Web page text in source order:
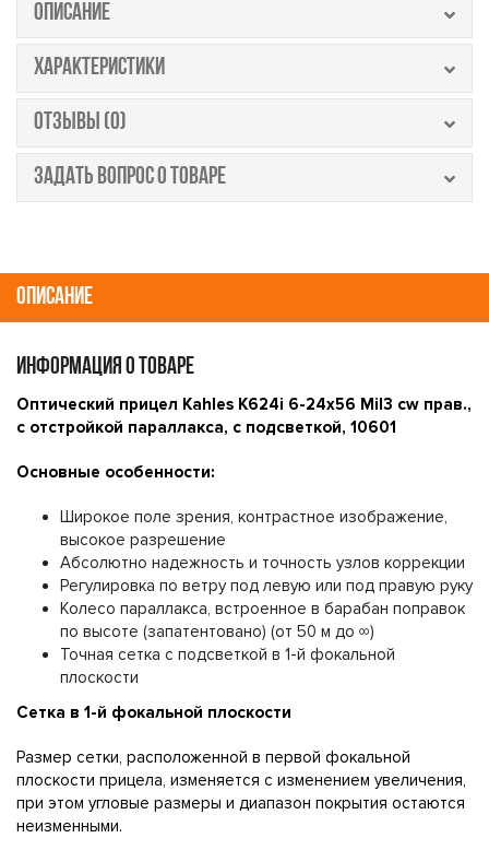
ОПИСАНИЕ
ХАРАКТЕРИСТИКИ
ОТЗЫВЫ (0)
ЗАДАТЬ ВОПРОС О ТОВАРЕ
ОПИСАНИЕ
ИНФОРМАЦИЯ О ТОВАРЕ
Оптический прицел Kahles K624i 6-24x56 Mil3 cw прав.,
с отстройкой параллакса, с подсветкой, 10601
Основные особенности:
Широкое поле зрения, контрастное изображение,
высокое разрешение
Абсолютно надежность и точность узлов коррекции
Регулировка по ветру под левую или под правую руку
Колесо параллакса, встроенное в барабан поправок
по высоте (запатентовано) (от 50 м до ∞)
Точная сетка с подсветкой в 1-й фокальной
плоскости
Сетка в 1-й фокальной плоскости
Размер сетки, расположенной в первой фокальной
плоскости прицела, изменяется с изменением увеличения,
при этом угловые размеры и диапазон покрытия остаются
неизменными.